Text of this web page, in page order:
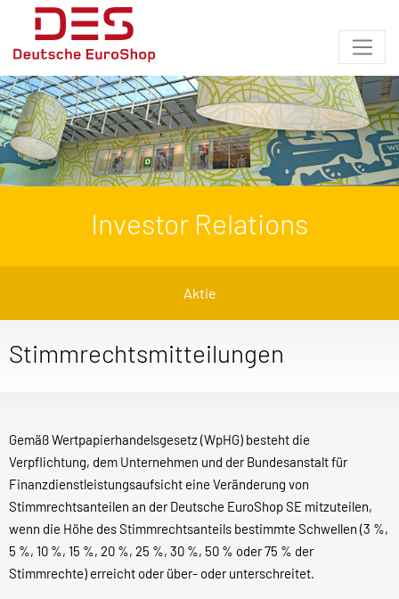
Investor Relations
Aktie
Stimmrechtsmitteilungen
Gemäß Wertpapierhandelsgesetz (WpHG) besteht die
Verpflichtung, dem Unternehmen und der Bundesanstalt für
Finanzdienstleistungsaufsicht eine Veränderung von
Stimmrechtsanteilen an der Deutsche EuroShop SE mitzuteilen,
wenn die Höhe des Stimmrechtsanteils bestimmte Schwellen (3 %,
5 %, 10 %, 15 %, 20 %, 25 %, 30 %, 50 % oder 75 % der
Stimmrechte) erreicht oder über- oder unterschreitet.